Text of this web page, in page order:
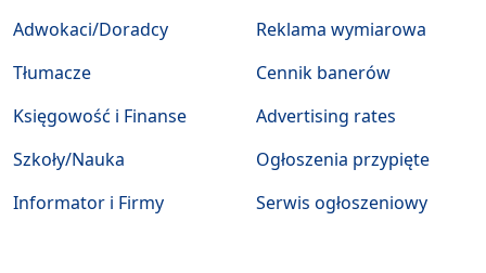
Adwokaci/Doradcy
Tłumacze
Księgowość i Finanse
Szkoły/Nauka
Informator i Firmy
Reklama wymiarowa
Cennik banerów
Advertising rates
Ogłoszenia przypięte
Serwis ogłoszeniowy